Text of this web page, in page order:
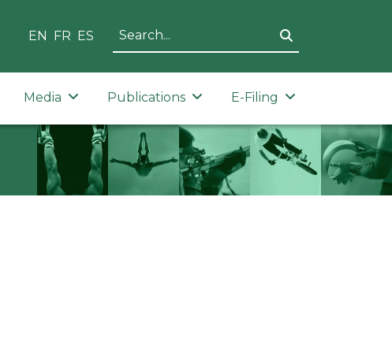
EN FR ES
Media Publications E-Filing